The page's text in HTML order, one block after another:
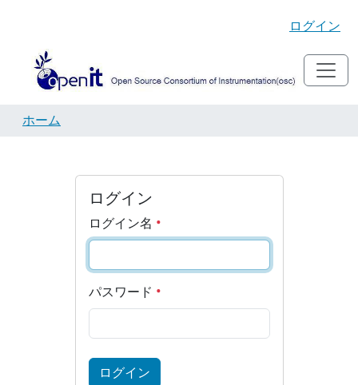
ログイン
ホーム
ログイン
ログイン名
パスワード
ログイン